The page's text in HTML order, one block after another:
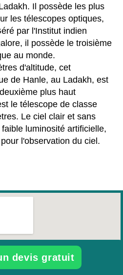
Il possède les plus
les télescopes optiques,
par l'Institut indien
il possède le troisième
au monde.
d'altitude, cet
de Hanle, au Ladakh, est
plus haut
le télescope de classe
Le ciel clair et sans
luminosité artificielle,
l'observation du ciel.
devis gratuit